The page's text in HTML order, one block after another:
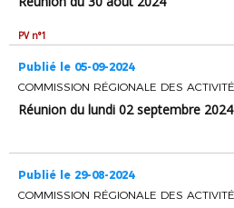
PV n°1
Publié le 05-09-2024
Réunion du lundi 02 septembre 2024
Publié le 29-08-2024